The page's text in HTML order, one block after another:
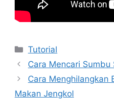
Kategori
Tutorial
Cara Mencari Sumbu
Cara Menghilangkan
Makan Jengkol